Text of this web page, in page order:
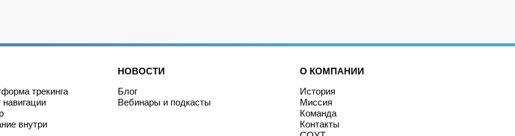
трекинга
внутри
НОВОСТИ
Блог
Вебинары и подкасты
О КОМПАНИИ
История
Миссия
Команда
Контакты